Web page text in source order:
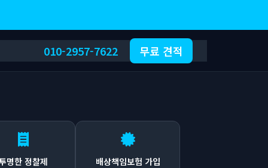
010-2957-7622 무료 견적
명한 정찰제 배상책임보험 가입